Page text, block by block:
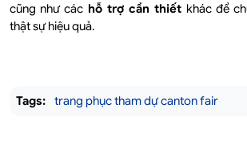
cũng như các hỗ trợ cần thiết khác để
thật sự hiệu quả.
Tags: trang phục tham dự canton fair